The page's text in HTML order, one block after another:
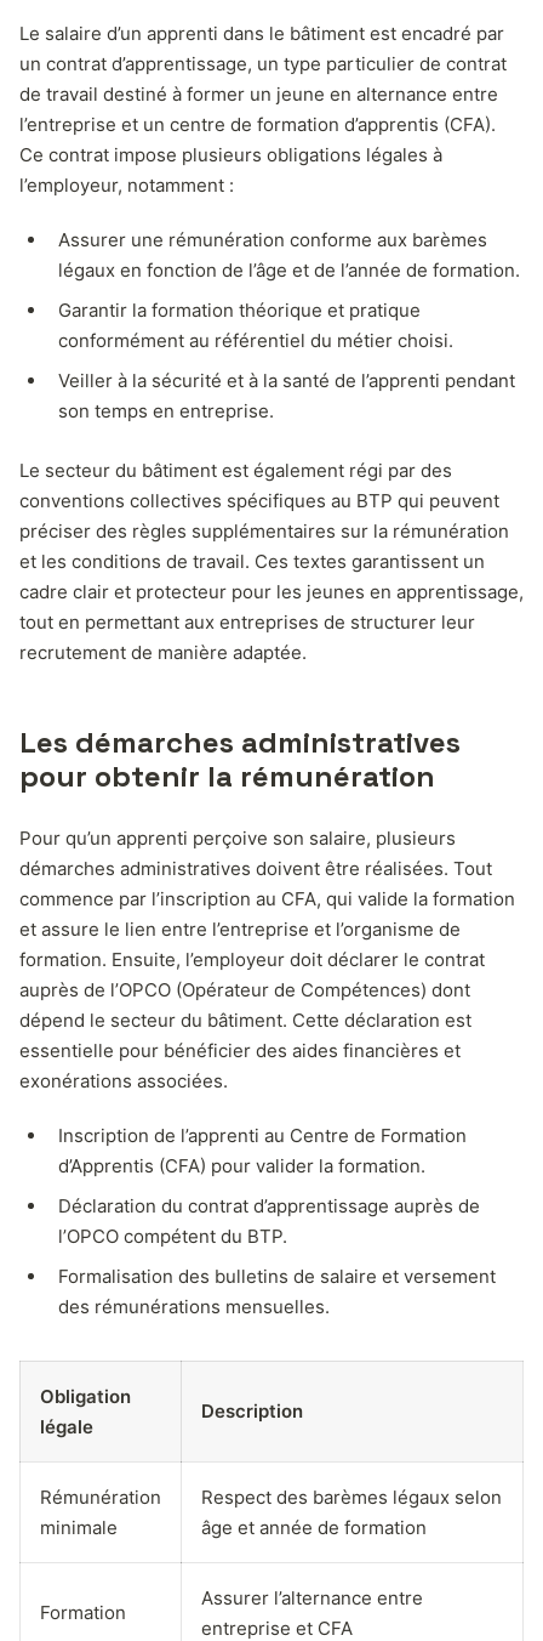
Le salaire d’un apprenti dans le bâtiment est encadré par
un contrat d’apprentissage, un type particulier de contrat
de travail destiné à former un jeune en alternance entre
l’entreprise et un centre de formation d’apprentis (CFA).
Ce contrat impose plusieurs obligations légales à
l’employeur, notamment :
Assurer une rémunération conforme aux barèmes
légaux en fonction de l’âge et de l’année de formation.
Garantir la formation théorique et pratique
conformément au référentiel du métier choisi.
Veiller à la sécurité et à la santé de l’apprenti pendant
son temps en entreprise.
Le secteur du bâtiment est également régi par des
conventions collectives spécifiques au BTP qui peuvent
préciser des règles supplémentaires sur la rémunération
et les conditions de travail. Ces textes garantissent un
cadre clair et protecteur pour les jeunes en apprentissage,
tout en permettant aux entreprises de structurer leur
recrutement de manière adaptée.
Les démarches administratives
pour obtenir la rémunération
Pour qu’un apprenti perçoive son salaire, plusieurs
démarches administratives doivent être réalisées. Tout
commence par l’inscription au CFA, qui valide la formation
et assure le lien entre l’entreprise et l’organisme de
formation. Ensuite, l’employeur doit déclarer le contrat
auprès de l’OPCO (Opérateur de Compétences) dont
dépend le secteur du bâtiment. Cette déclaration est
essentielle pour bénéficier des aides financières et
exonérations associées.
Inscription de l’apprenti au Centre de Formation
d’Apprentis (CFA) pour valider la formation.
Déclaration du contrat d’apprentissage auprès de
l’OPCO compétent du BTP.
Formalisation des bulletins de salaire et versement
des rémunérations mensuelles.
Obligation
légale
Description
Rémunération
minimale
Respect des barèmes légaux selon
âge et année de formation
Formation
Assurer l’alternance entre
entreprise et CFA